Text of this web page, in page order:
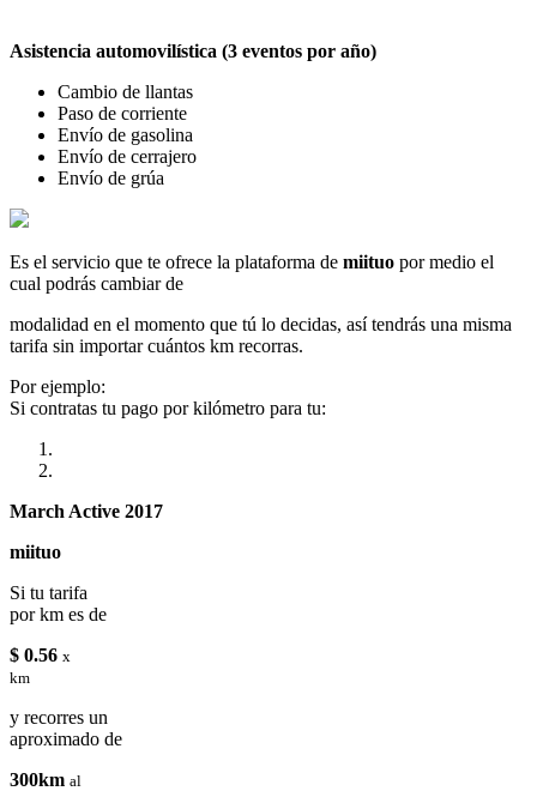
Asistencia automovilística (3 eventos por año)
Cambio de llantas
Paso de corriente
Envío de gasolina
Envío de cerrajero
Envío de grúa
Es el servicio que te ofrece la plataforma de miituo por medio el
cual podrás cambiar de
modalidad en el momento que tú lo decidas, así tendrás una misma
tarifa sin importar cuántos km recorras.
Por ejemplo:
Si contratas tu pago por kilómetro para tu:
March Active 2017
miituo
Si tu tarifa
por km es de
$ 0.56 x
km
y recorres un
aproximado de
300km al